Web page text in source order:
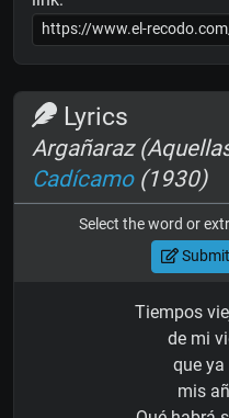
Lyrics
Argañaraz
Cadícamo(1930)
Select the word or
Tiempos
de mi
que ya
mis